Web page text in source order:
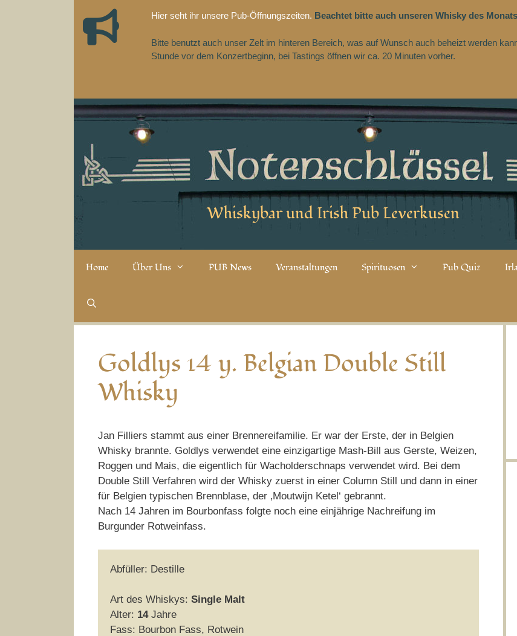
Hier seht ihr unsere Pub-Öffnungszeiten. Beachtet bitte auch unseren Whisky des
Bitte benutzt auch unser Zelt im hinteren Bereich, was auf Wunsch auch beheizt werden
Stunde vor dem Konzertbeginn, bei Tastings öffnen wir ca. 20 Minuten vorher.
Whiskybar und Irish Pub Leverkusen
Home Über Uns PUB News Veranstaltungen Spirituosen Pub Quiz
Goldlys 14 y. Belgian Double Still
Whisky
Jan Filliers stammt aus einer Brennereifamilie. Er war der Erste, der in Belgien
Whisky brannte. Goldlys verwendet eine einzigartige Mash-Bill aus Gerste, Weizen,
Roggen und Mais, die eigentlich für Wacholderschnaps verwendet wird. Bei dem
Double Still Verfahren wird der Whisky zuerst in einer Column Still und dann in einer
für Belgien typischen Brennblase, der ‚Moutwijn Ketel‘ gebrannt.
Nach 14 Jahren im Bourbonfass folgte noch eine einjährige Nachreifung im
Burgunder Rotweinfass.
Abfüller: Destille
Art des Whiskys: Single Malt
Alter: 14Jahre
Fass: Bourbon Fass, Rotwein